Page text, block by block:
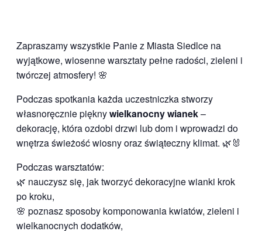
Zapraszamy wszystkie Panie z Miasta Siedlce na
wyjątkowe, wiosenne warsztaty pełne radości, zieleni i
twórczej atmosfery! 🌸
Podczas spotkania każda uczestniczka stworzy
własnoręcznie pięknywielkanocny wianek–
dekorację, która ozdobi drzwi lub dom i wprowadzi do
wnętrza świeżość wiosny oraz świąteczny klimat. 🌿🐰
Podczas warsztatów:
🌿 nauczysz się, jak tworzyć dekoracyjne wianki krok
po kroku,
🌸 poznasz sposoby komponowania kwiatów, zieleni i
wielkanocnych dodatków,